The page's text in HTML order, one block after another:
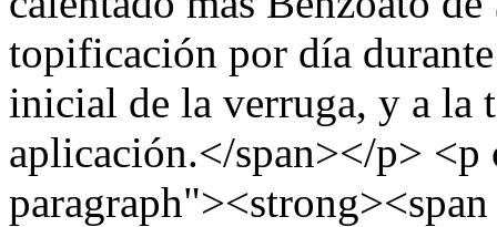
topificación por día
inicial de la verruga, y a la
aplicación.</span></p>